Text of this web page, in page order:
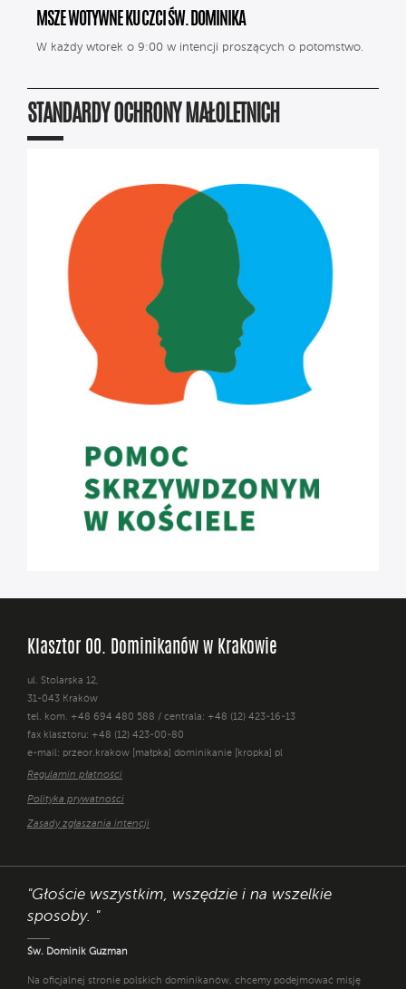
MSZE WOTYWNE KU CZCI ŚW. DOMINIKA
W każdy wtorek o 9:00 w intencji proszących o potomstwo.
STANDARDY OCHRONY MAŁOLETNICH
Klasztor OO. Dominikanów w Krakowie
ul. Stolarska 12,
31-043 Kraków
tel. kom. +48 694 480 588 / centrala: +48 (12) 423-16-13
fax klasztoru: +48 (12) 423-00-80
e-mail: przeor.krakow [małpka] dominikanie [kropka] pl
Regulamin płatności
Polityka prywatności
Zasady zgłaszania intencji
"Głoście wszystkim, wszędzie i na wszelkie
sposoby. "
Św. Dominik Guzman
Na oficjalnej stronie polskich dominikanów, chcemy podejmować misję